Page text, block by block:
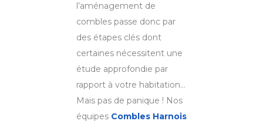
l’aménagement de
combles passe donc par
des étapes clés dont
certaines nécessitent une
étude approfondie par
rapport à votre habitation…
Mais pas de panique ! Nos
équipes Combles Harnois